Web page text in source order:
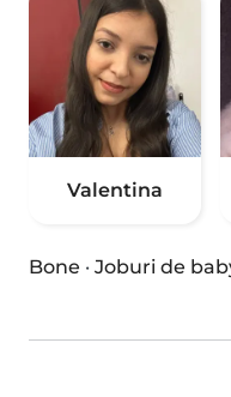
Valentina
Bone · Joburi de